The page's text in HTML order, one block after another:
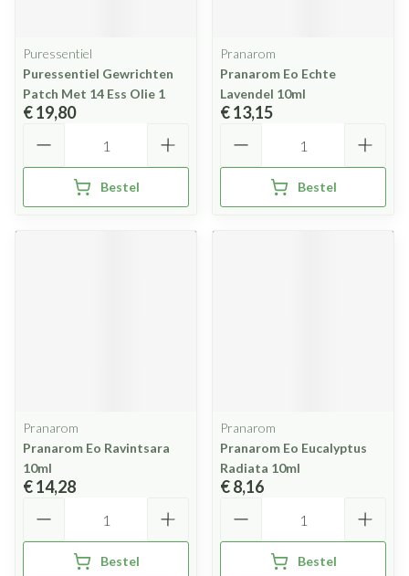
Puressentiel
Puressentiel Gewrichten
Patch Met 14 Ess Olie 1
€ 19,80
Bestel
Pranarom
Pranarom Eo Echte
Lavendel 10ml
€ 13,15
Bestel
Pranarom
Pranarom Eo Ravintsara
10ml
€ 14,28
Bestel
Pranarom
Pranarom Eo Eucalyptus
Radiata 10ml
€ 8,16
Bestel